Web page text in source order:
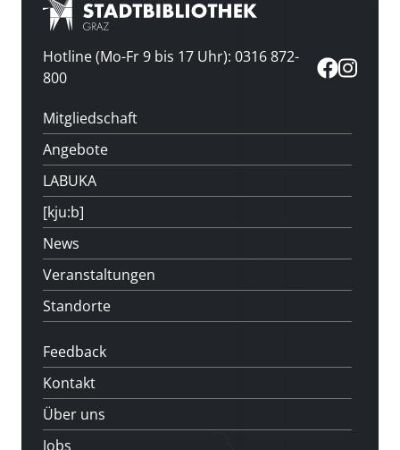
Hotline (Mo-Fr 9 bis 17 Uhr): 0316 872-
800
Mitgliedschaft
Angebote
LABUKA
[kju:b]
News
Veranstaltungen
Standorte
Feedback
Kontakt
Über uns
Jobs